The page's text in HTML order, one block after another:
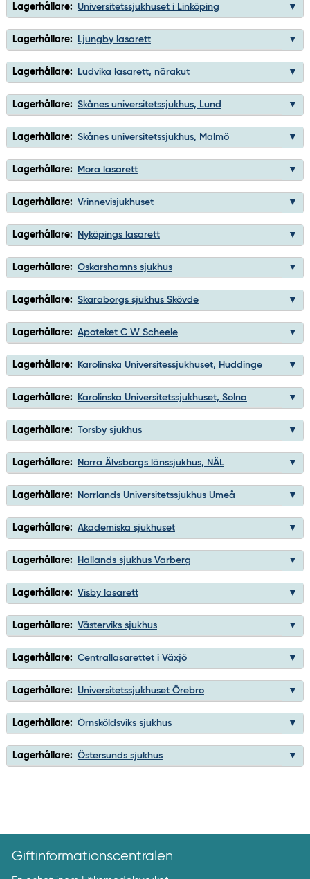
Lagerhållare: Universitetssjukhuset i Linköping
Lagerhållare: Ljungby lasarett
Lagerhållare: Ludvika lasarett, närakut
Lagerhållare: Skånes universitetssjukhus, Lund
Lagerhållare: Skånes universitetssjukhus, Malmö
Lagerhållare: Mora lasarett
Lagerhållare: Vrinnevisjukhuset
Lagerhållare: Nyköpings lasarett
Lagerhållare: Oskarshamns sjukhus
Lagerhållare: Skaraborgs sjukhus Skövde
Lagerhållare: Apoteket C W Scheele
Lagerhållare: Karolinska Universitessjukhuset, Huddinge
Lagerhållare: Karolinska Universitetssjukhuset, Solna
Lagerhållare: Torsby sjukhus
Lagerhållare: Norra Älvsborgs länssjukhus, NÄL
Lagerhållare: Norrlands Universitetssjukhus Umeå
Lagerhållare: Akademiska sjukhuset
Lagerhållare: Hallands sjukhus Varberg
Lagerhållare: Visby lasarett
Lagerhållare: Västerviks sjukhus
Lagerhållare: Centrallasarettet i Växjö
Lagerhållare: Universitetssjukhuset Örebro
Lagerhållare: Örnsköldsviks sjukhus
Lagerhållare: Östersunds sjukhus
Giftinformationscentralen